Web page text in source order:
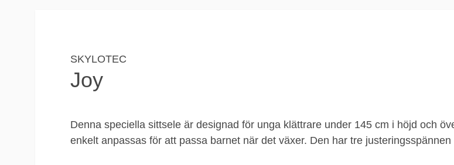
SKYLOTEC
Joy
Denna speciella sittsele är designad för unga klättrare under 145 cm i höjd och
enkelt anpassas för att passa barnet när det växer. Den har tre